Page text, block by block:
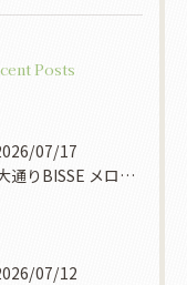
Posts
07/17
​🍈 大通りBISSE メロン販売会のお知らせ 🍈
07/12